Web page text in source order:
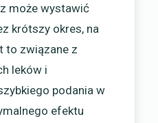
może wystawić
krótszy okres, na
to związane z
leków i
podania w
efektu